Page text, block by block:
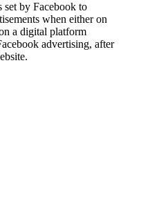
set by Facebook to
when either on
a digital platform
advertising, after